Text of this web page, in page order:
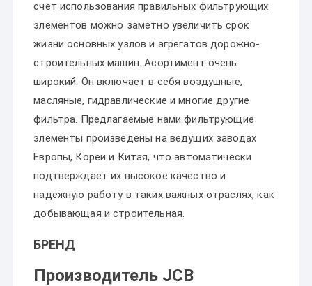
счет использования правильных фильтрующих
элементов можно заметно увеличить срок
жизни основных узлов и агрегатов дорожно-
строительных машин. Асортимент очень
широкий. Он включает в себя воздушные,
масляные, гидравлические и многие другие
фильтра. Предлагаемые нами фильтрующие
элементы произведены на ведущих заводах
Европы, Кореи и Китая, что автоматически
подтверждает их высокое качество и
надежную работу в таких важных отраслях, как
добывающая и строительная.
БРЕНД
Производитель JCB